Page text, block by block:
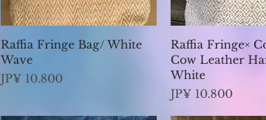
Visualização rápida
Raffia Fringe Bag/ White
Wave
Preço
JP¥ 10.800
Visualização
Raffia Fringe×
Cow Leather
White
Preço
JP¥ 10.800